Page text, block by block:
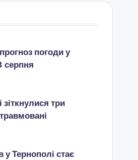
погоди у
серпня
три
у Тернополі стає